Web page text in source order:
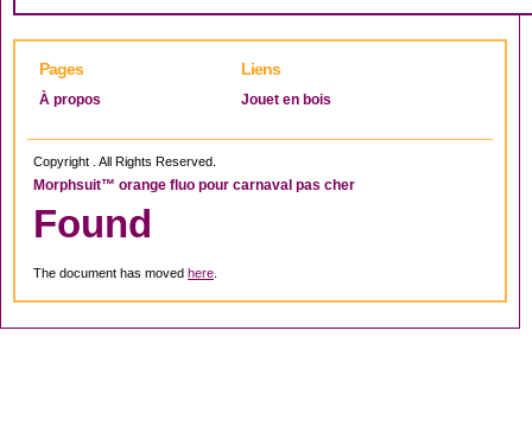
Pages
À propos
Liens
Jouet en bois
Copyright . All Rights Reserved.
Morphsuit™ orange fluo pour carnaval pas cher
Found
The document has moved here